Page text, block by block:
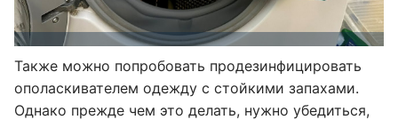
Также можно попробовать продезинфицировать
ополаскивателем одежду с стойкими запахами.
Однако прежде чем это делать, нужно убедиться,